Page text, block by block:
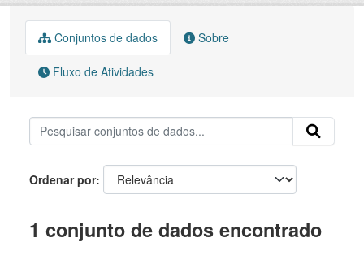
Conjuntos de dados Sobre
Fluxo de Atividades
Ordenar por
1 conjunto de dados encontrado